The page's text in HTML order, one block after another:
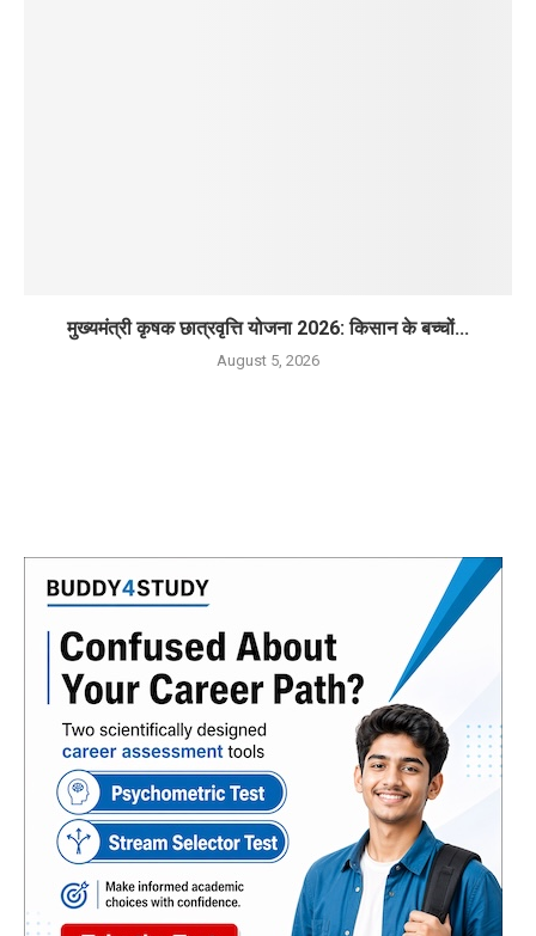
मुख्यमंत्री कृषक छात्रवृत्ति योजना 2026: किसान के बच्चों...
August 5, 2026